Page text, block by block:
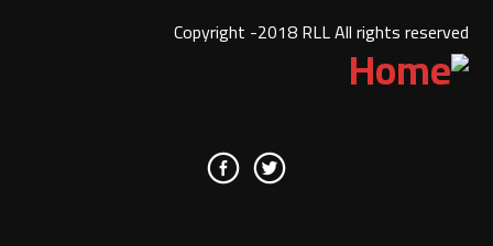
Copyright -2018 RLL All rights reserved